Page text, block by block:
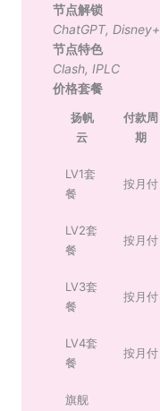
节点解锁
ChatGPT, Disney+
节点特色
Clash, IPLC
价格套餐
扬帆
云
付款周
期
LV1套
餐
按月付
LV2套
餐
按月付
LV3套
餐
按月付
LV4套
餐
按月付
旗舰